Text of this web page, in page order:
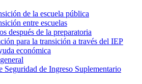
de la escuela pública
entre escuelas
después de la preparatoria
para la transición a través del IEP
económica
Seguridad de Ingreso Suplementario